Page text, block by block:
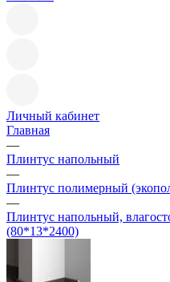
Личный кабинет
Главная
—
Плинтус напольный
—
Плинтус полимерный
—
Плинтус напольный,
(80*13*2400)